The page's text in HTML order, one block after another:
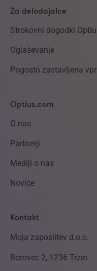
Za delodajalce
Strokovni dogodki
Oglaševanje
Pogosto zastavljena
Optius.com
O nas
Partnerji
Mediji o nas
Novice
Kontakt
Moja zaposlitev d.o.o.
Borovec 2, 1236 Trzin